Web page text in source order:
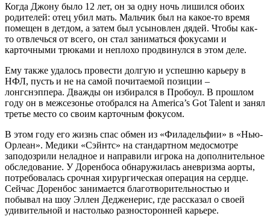
Когда Джону было 12 лет, он за одну ночь лишился обоих
родителей: отец убил мать. Мальчик был на какое-то время
помещен в детдом, а затем был усыновлен дядей. Чтобы как-
то отвлечься от всего, он стал заниматься фокусами и
карточными трюками и неплохо продвинулся в этом деле.
Ему также удалось провести долгую и успешню карьеру в
НФЛ, пусть и не на самой почитаемой позиции –
лонгснэппера. Дважды он избирался в Пробоул. В прошлом
году он в межсезонье отобрался на America’s Got Talent и занял
третье место со своим карточным фокусом.
В этом году его жизнь спас обмен из «Филадельфии» в «Нью-
Орлеан». Медики «Сэйнтс» на стандартном медосмотре
заподозрили неладное и направили игрока на дополнительное
обследование. У Доренбоса обнаружилась аневризма аорты,
потребовалась срочная хирургическая операция на сердце.
Сейчас Доренбос занимается благотворительностью и
побывал на шоу Эллен Дедженерис, где рассказал о своей
удивительной и настолько разносторонней карьере.